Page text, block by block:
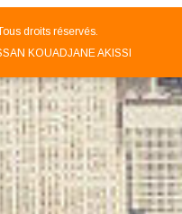
droits réservés.
KOUADJANE AKISSI